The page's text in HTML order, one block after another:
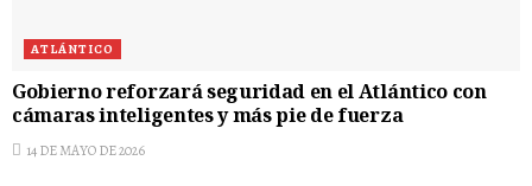
ATLÁNTICO
Gobierno reforzará seguridad en el Atlántico con
cámaras inteligentes y más pie de fuerza
14 DE MAYO DE 2026